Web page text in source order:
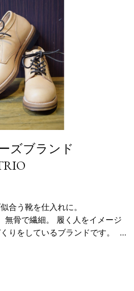
ズブランド
合う靴を仕入れに。
無骨で繊細。 履く人をイメージ
りをしているブランドです。 …